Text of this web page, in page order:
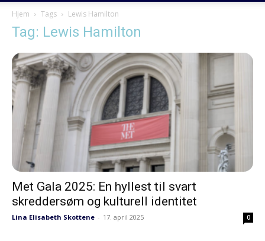
Hjem Tags Lewis Hamilton
Tag: Lewis Hamilton
Met Gala 2025: En hyllest til svart
skreddersøm og kulturell identitet
Lina Elisabeth Skottene - 17. april 2025 0